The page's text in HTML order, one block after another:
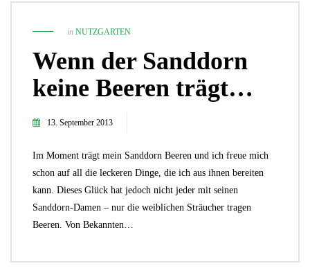
in NUTZGARTEN
Wenn der Sanddorn
keine Beeren trägt…
13. September 2013
Im Moment trägt mein Sanddorn Beeren und ich freue mich
schon auf all die leckeren Dinge, die ich aus ihnen bereiten
kann. Dieses Glück hat jedoch nicht jeder mit seinen
Sanddorn-Damen – nur die weiblichen Sträucher tragen
Beeren. Von Bekannten…